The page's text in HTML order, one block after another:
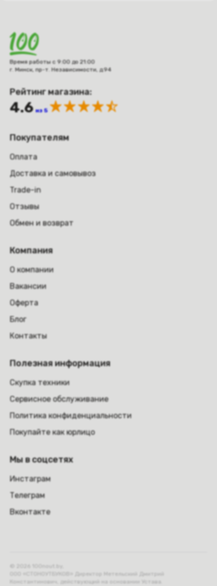
Время работы с 9:00 до 21:00
г. Минск, пр-т. Независимости, д.94
Рейтинг магазина:
4.6 из 5
Покупателям
Оплата
Доставка и самовывоз
Trade-in
Отзывы
Обмен и возврат
Компания
О компании
Вакансии
Оферта
Блог
Контакты
Полезная информация
Скупка техники
Сервисное обслуживание
Политика конфиденциальности
Покупайте как юрлицо
Мы в соцсетях
Инстаграм
Телеграм
Вконтакте
ООО «СТОНОУТБУКОВ» Директор Метельский Дмитрий
Константинович, действующий на основании Устава.